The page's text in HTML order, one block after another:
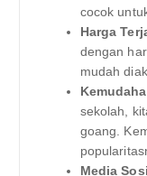
cocok
Harga
dengan
mudah
sekolah,
goang.
Media